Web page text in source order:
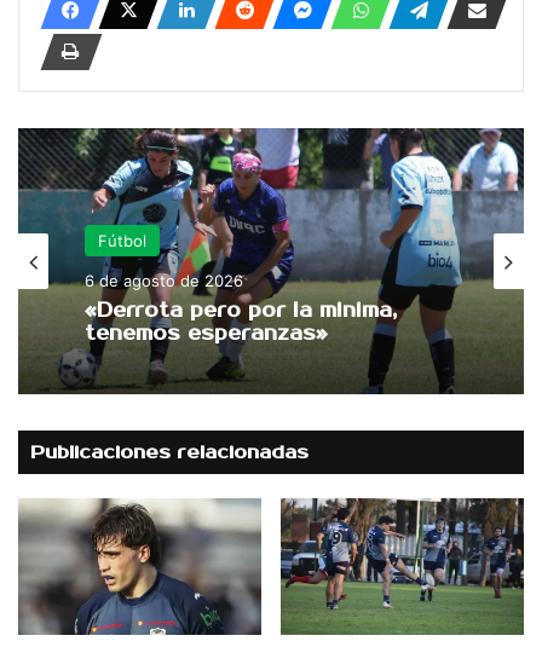
Fútbol
6 de agosto de 2026
«Derrota pero por la minima,
tenemos esperanzas»
Publicaciones relacionadas